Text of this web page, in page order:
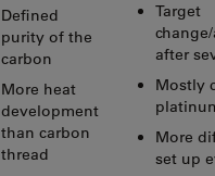
Defined
purity of the
carbon
More heat
development
than carbon
thread
Target
after
Mostly
More
set up